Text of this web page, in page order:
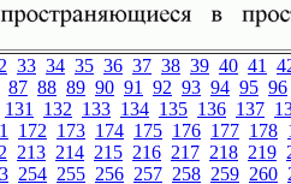
33 34 35 36 37 38 39 40 41
87 88 89 90 91 92 93 94 95 96
131 132 133 134 135 136 137
172 173 174 175 176 177 178
213 214 215 216 217 218 219
254 255 256 257 258 259 260